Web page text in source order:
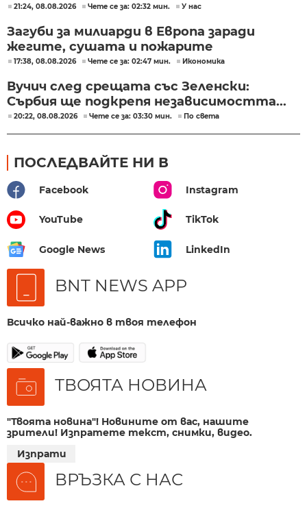
21:24, 08.08.2026 Чете се за: 02:32 мин. У нас
Загуби за милиарди в Европа заради
жегите, сушата и пожарите
17:38, 08.08.2026 Чете се за: 02:47 мин. Икономика
Вучич след срещата със Зеленски:
Сърбия ще подкрепя независимостта...
20:22, 08.08.2026 Чете се за: 03:30 мин. По света
ПОСЛЕДВАЙТЕ НИ В
Facebook Instagram
YouTube TikTok
Google News LinkedIn
BNT NEWS APP
Всичко най-важно в твоя телефон
ТВОЯТА НОВИНА
"Твоята новина"! Новините от вас, нашите
зрители! Изпратете текст, снимки, видео.
Изпрати
ВРЪЗКА С НАС